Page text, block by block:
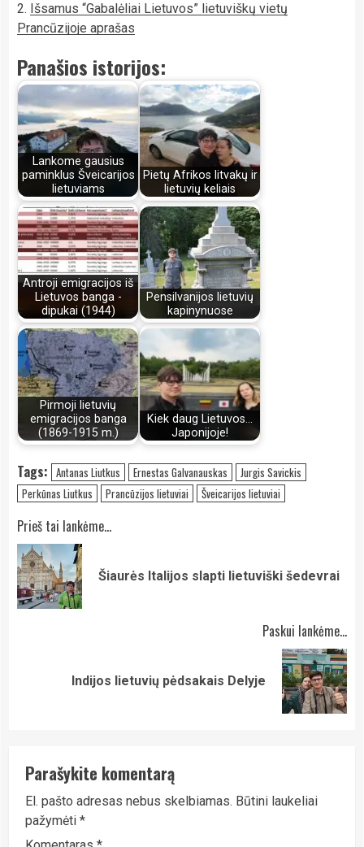
2. Išsamus “Gabalėliai Lietuvos” lietuviškų vietų
Prancūzijoje aprašas
Panašios istorijos:
Lankome gausius
paminklus Šveicarijos
lietuviams
Pietų Afrikos litvakų ir
lietuvių keliais
Antroji emigracijos iš
Lietuvos banga -
dipukai (1944)
Pensilvanijos lietuvių
kapinynuose
Pirmoji lietuvių
emigracijos banga
(1869-1915 m.)
Kiek daug Lietuvos...
Japonijoje!
Tags: Antanas Liutkus Ernestas Galvanauskas
Jurgis Savickis
Perkūnas Liutkus
Prancūzijos lietuviai Šveicarijos lietuviai
Continue
Reading
Prieš tai lankėme...
Šiaurės Italijos slapti lietuviški šedevrai
Paskui lankėme...
Indijos lietuvių pėdsakais Delyje
Parašykite komentarą
El. pašto adresas nebus skelbiamas. Būtini laukeliai
pažymėti *